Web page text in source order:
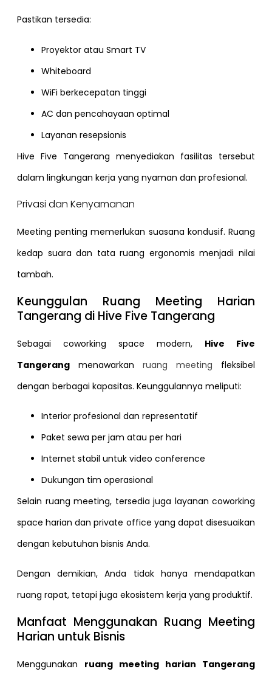
Pastikan tersedia:
Proyektor atau Smart TV
Whiteboard
WiFi berkecepatan tinggi
AC dan pencahayaan optimal
Layanan resepsionis
Hive Five Tangerang menyediakan fasilitas tersebut
dalam lingkungan kerja yang nyaman dan profesional.
Privasi dan Kenyamanan
Meeting penting memerlukan suasana kondusif. Ruang
kedap suara dan tata ruang ergonomis menjadi nilai
tambah.
Keunggulan Ruang Meeting Harian
Tangerang di Hive Five Tangerang
Sebagai coworking space modern, Hive Five
Tangerang menawarkan ruang meeting fleksibel
dengan berbagai kapasitas. Keunggulannya meliputi:
Interior profesional dan representatif
Paket sewa per jam atau per hari
Internet stabil untuk video conference
Dukungan tim operasional
Selain ruang meeting, tersedia juga layanan coworking
space harian dan private office yang dapat disesuaikan
dengan kebutuhan bisnis Anda.
Dengan demikian, Anda tidak hanya mendapatkan
ruang rapat, tetapi juga ekosistem kerja yang produktif.
Manfaat Menggunakan Ruang Meeting
Harian untuk Bisnis
Menggunakan ruang meeting harian Tangerang